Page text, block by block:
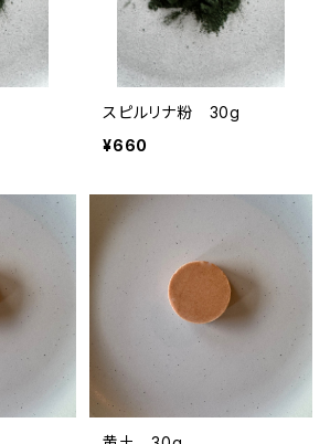
スピルリナ粉 30g
¥660